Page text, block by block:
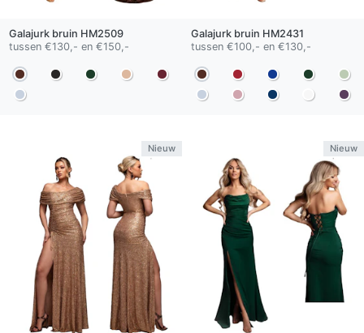
Galajurk bruin HM2509
tussen €130,- en €150,-
Galajurk bruin HM2431
tussen €100,- en €130,-
Nieuw Nieuw